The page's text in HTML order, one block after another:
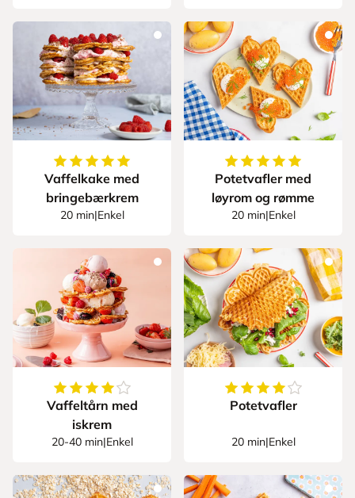
5av5stjerner
Vaffelkake med
bringebærkrem
20 min|Enkel
5av5stjerner
Potetvafler med
løyrom og rømme
20 min|Enkel
4.75av 5stjerner
Vaffeltårn med
iskrem
20-40 min|Enkel
4.833333333333333
Potetvafler
20 min|Enkel